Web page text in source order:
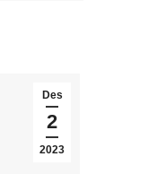
Des
2
2023